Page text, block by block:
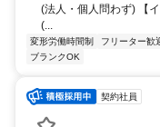
(法人・個人問わず) 【
(...
変形労働時間制 フリーター歓
ブランクOK
契約社員